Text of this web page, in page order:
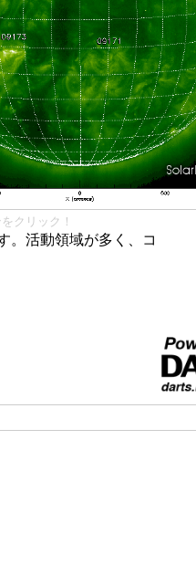
クリック！
。活動領域が多く、コ